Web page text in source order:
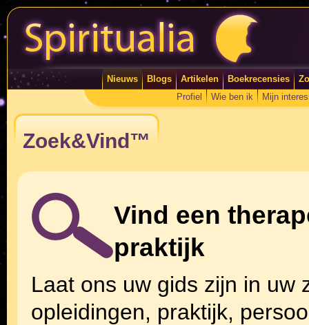
Nieuws Blogs Artikelen Boekrecensies
Profiel
Wie ben ik Mijn
Zoek&Vind™
Vind een
praktijk
Laat ons uw gids zijn in uw
opleidingen, praktijk,